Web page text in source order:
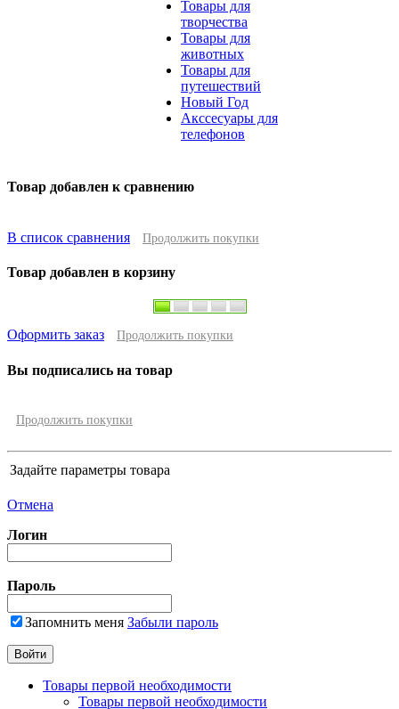
Товары для
творчества
Товары для
животных
Товары для
путешествий
Новый Год
Акссесуары для
телефонов
Товар добавлен к сравнению
В список сравнения Продолжить покупки
Товар добавлен в корзину
Оформить заказ Продолжить покупки
Вы подписались на товар
Продолжить покупки
Задайте параметры товара
Отмена
Логин
Пароль
Запомнить меня Забыли пароль
Товары первой необходимости
Товары первой необходимости